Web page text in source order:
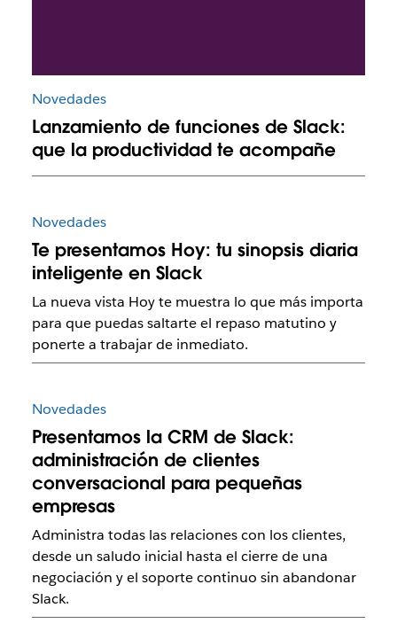
Novedades
Lanzamiento de funciones de Slack:
que la productividad te acompañe
Novedades
Te presentamos Hoy: tu sinopsis diaria
inteligente en Slack
La nueva vista Hoy te muestra lo que más importa
para que puedas saltarte el repaso matutino y
ponerte a trabajar de inmediato.
Novedades
Presentamos la CRM de Slack:
administración de clientes
conversacional para pequeñas
empresas
Administra todas las relaciones con los clientes,
desde un saludo inicial hasta el cierre de una
negociación y el soporte continuo sin abandonar
Slack.